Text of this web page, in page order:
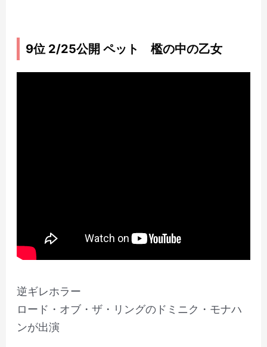
9位 2/25公開 ペット 檻の中の乙女
逆ギレホラー
ロード・オブ・ザ・リングのドミニク・モナハ
ンが出演